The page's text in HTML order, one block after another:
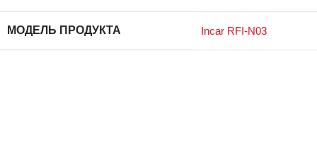
МОДЕЛЬ ПРОДУКТА Incar RFI-N03